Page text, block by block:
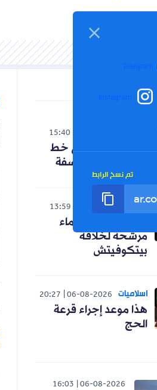
Telegram
Instagram
تم نسخ الرابط
15:40
حنون تدخل على خط
الجدل حول الفلسفة
رياضة 06-08-2026
13:59
رسميا.. ثلاثة أسماء
مرشحة لخلافة
بيتكوفيتش
اسلاميات 06-08-2026
20:27
هذا موعد إجراء قرعة
الحج
06-08-2026
16:03